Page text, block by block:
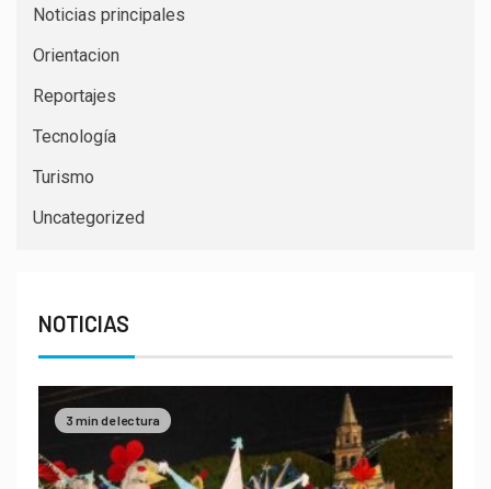
Noticias principales
Orientacion
Reportajes
Tecnología
Turismo
Uncategorized
NOTICIAS
3 min de lectura